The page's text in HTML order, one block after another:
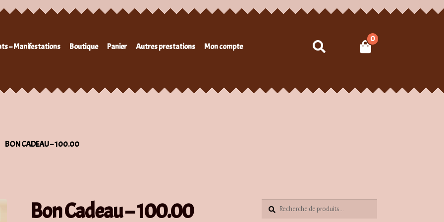
– Manifestations Boutique Panier Autres prestations
Mon compte
Recherche 0
BON CADEAU – 100.00
Bon Cadeau – 100.00
Recherche
Recherche